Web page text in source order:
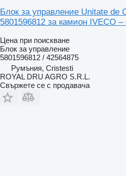
Блок за управление Unitate de
5801596812 за камион IVECO –
Цена при поискване
Блок за управление
5801596812 / 42564875
Румъния, Cristesti
ROYAL DRU AGRO S.R.L.
Свържете се с продавача